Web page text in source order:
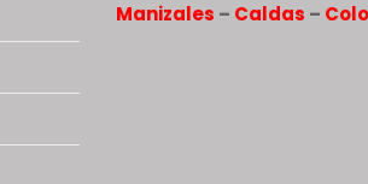
Manizales – Caldas –